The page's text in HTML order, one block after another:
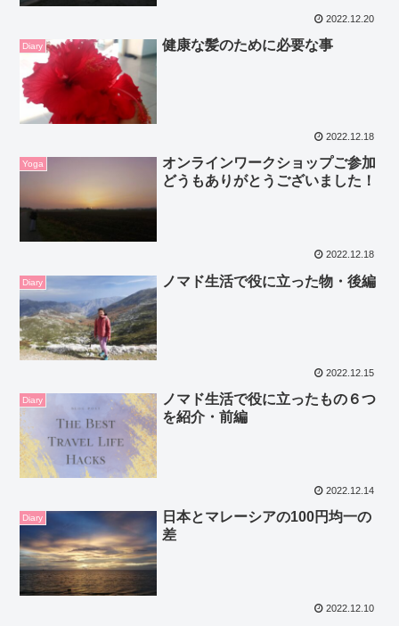
2022.12.20
Diary 健康な髪のために必要な事
2022.12.18
Yoga
オンラインワークショップご参加
どうもありがとうございました！
2022.12.18
Diary ノマド生活で役に立った物・後編
2022.12.15
Diary
ノマド生活で役に立ったもの６つ
を紹介・前編
2022.12.14
Diary
日本とマレーシアの100円均一の
差
2022.12.10